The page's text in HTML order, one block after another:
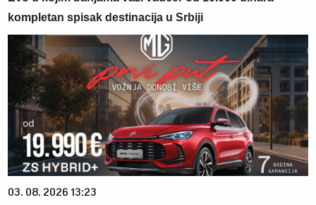
kompletan spisak destinacija u Srbiji
03. 08. 2026 13:23